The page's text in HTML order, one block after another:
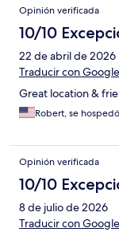
Opinión verificada
10/10
22 de abril de 2026
Traducir con Google
Great location &
Robert, se
Opinión verificada
10/10
8 de julio de 2026
Traducir con Google